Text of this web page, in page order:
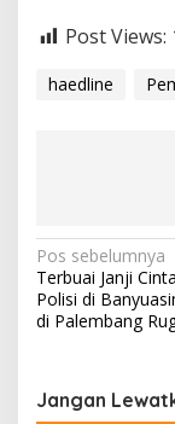
Post Views:
haedline
N
a
v
g
Pos sebelumnya
Terbuai Janji
Polisi di
di Palembang
Jangan